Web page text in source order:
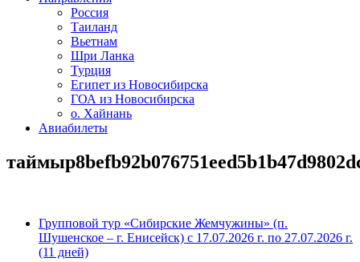
Россия
Таиланд
Вьетнам
Шри Ланка
Турция
Египет из Новосибирска
ГОА из Новосибирска
о. Хайнань
Авиабилеты
Групповой тур «Сибирские Жемчужины» (п.
Шушенское – г. Енисейск) с 17.07.2026 г. по 27.07.2026 г.
(11 дней)